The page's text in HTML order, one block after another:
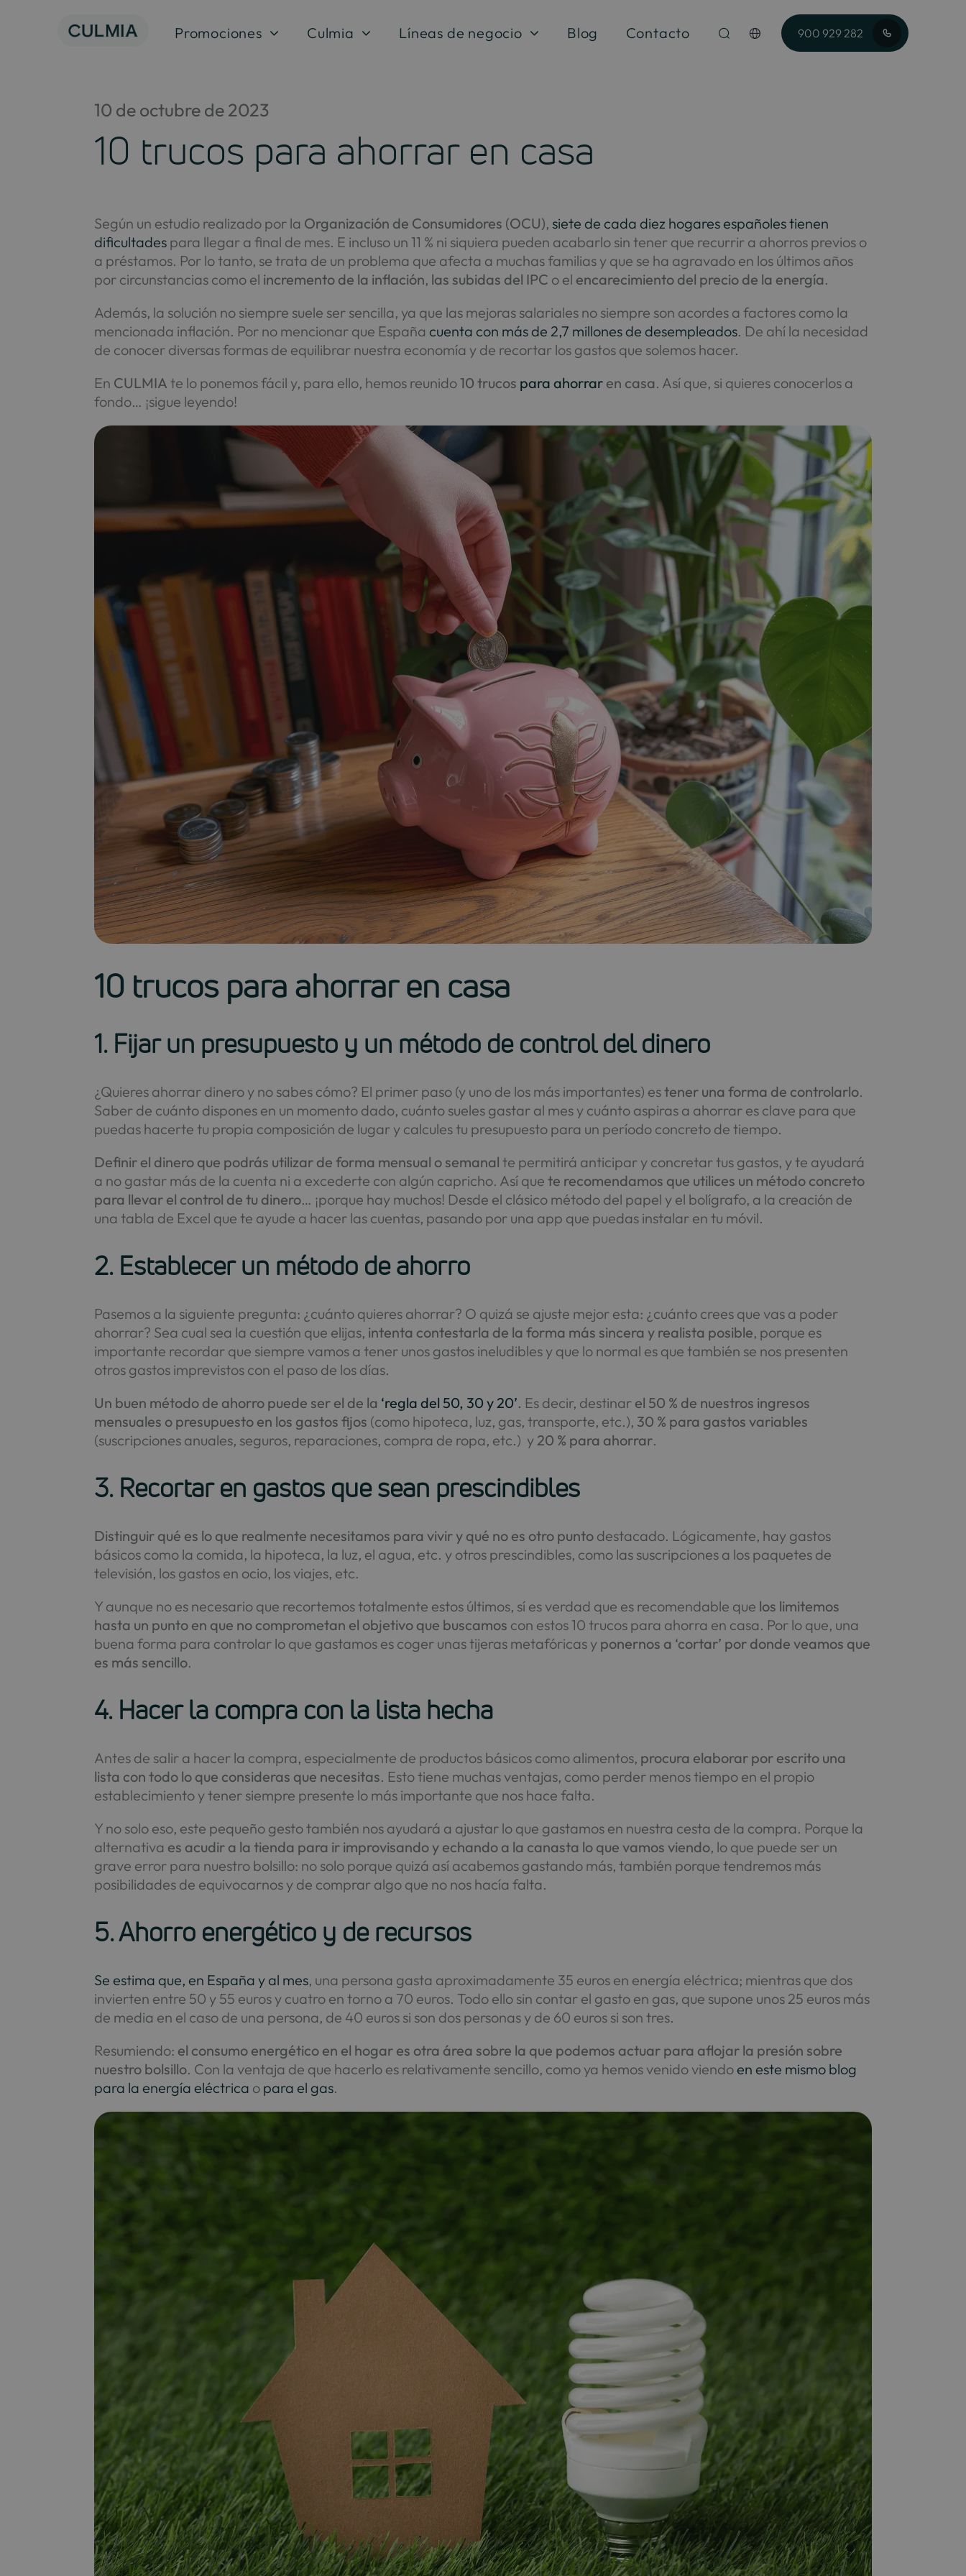
Promociones Culmia Líneas de negocio Blog Contacto 900 929 282
10 de octubre de 2023
10 trucos para ahorrar en casa
Según un estudio realizado por la Organización de Consumidores (OCU), siete de cada diez hogares españoles tienen
dificultades para llegar a final de mes. E incluso un 11 % ni siquiera pueden acabarlo sin tener que recurrir a ahorros previos o
a préstamos. Por lo tanto, se trata de un problema que afecta a muchas familias y que se ha agravado en los últimos años
por circunstancias como el incremento de la inflación, las subidas del IPC o el encarecimiento del precio de la energía.
Además, la solución no siempre suele ser sencilla, ya que las mejoras salariales no siempre son acordes a factores como la
mencionada inflación. Por no mencionar que España cuenta con más de 2,7 millones de desempleados. De ahí la necesidad
de conocer diversas formas de equilibrar nuestra economía y de recortar los gastos que solemos hacer.
En CULMIA te lo ponemos fácil y, para ello, hemos reunido10 trucos para ahorrar en casa. Así que, si quieres conocerlos a
fondo… ¡sigue leyendo!
10 trucos para ahorrar en casa
1. Fijar un presupuesto y un método de control del dinero
¿Quieres ahorrar dinero y no sabes cómo? El primer paso (y uno de los más importantes) estener una forma de controlarlo.
Saber de cuánto dispones en un momento dado, cuánto sueles gastar al mes y cuánto aspiras a ahorrar es clave para que
puedas hacerte tu propia composición de lugar y calcules tu presupuesto para un período concreto de tiempo.
Definir el dinero que podrás utilizar de forma mensual o semanal te permitirá anticipar y concretar tus gastos, y te ayudará
a no gastar más de la cuenta ni a excederte con algún capricho. Así quete recomendamos que utilices un método concreto
para llevar el control de tu dinero… ¡porque hay muchos! Desde el clásico método del papel y el bolígrafo, a la creación de
una tabla de Excel que te ayude a hacer las cuentas, pasando por una app que puedas instalar en tu móvil.
2. Establecer un método de ahorro
Pasemos a la siguiente pregunta: ¿cuánto quieres ahorrar? O quizá se ajuste mejor esta: ¿cuánto crees que vas a poder
ahorrar? Sea cual sea la cuestión que elijas, intenta contestarla de la forma más sincera y realista posible, porque es
importante recordar que siempre vamos a tener unos gastos ineludibles y que lo normal es que también se nos presenten
otros gastos imprevistos con el paso de los días.
Un buen método de ahorro puede ser el de la ‘regla del 50, 30 y 20’. Es decir, destinar el 50 % de nuestros ingresos
mensuales o presupuesto en los gastos fijos (como hipoteca, luz, gas, transporte, etc.), 30 % para gastos variables
(suscripciones anuales, seguros, reparaciones, compra de ropa, etc.) y20 % para ahorrar.
3. Recortar en gastos que sean prescindibles
Distinguir qué es lo que realmente necesitamos para vivir y qué no es otro punto destacado. Lógicamente, hay gastos
básicos como la comida, la hipoteca, la luz, el agua, etc. y otros prescindibles, como las suscripciones a los paquetes de
televisión, los gastos en ocio, los viajes, etc.
Y aunque no es necesario que recortemos totalmente estos últimos, sí es verdad que es recomendable que los limitemos
hasta un punto en que no comprometan el objetivo que buscamos con estos 10 trucos para ahorra en casa. Por lo que, una
buena forma para controlar lo que gastamos es coger unas tijeras metafóricas y ponernos a ‘cortar’ por donde veamos que
es más sencillo.
4. Hacer la compra con la lista hecha
Antes de salir a hacer la compra, especialmente de productos básicos como alimentos, procura elaborar por escrito una
lista con todo lo que consideras que necesitas. Esto tiene muchas ventajas, como perder menos tiempo en el propio
establecimiento y tener siempre presente lo más importante que nos hace falta.
Y no solo eso, este pequeño gesto también nos ayudará a ajustar lo que gastamos en nuestra cesta de la compra. Porque la
alternativa es acudir a la tienda para ir improvisando y echando a la canasta lo que vamos viendo, lo que puede ser un
grave error para nuestro bolsillo: no solo porque quizá así acabemos gastando más, también porque tendremos más
posibilidades de equivocarnos y de comprar algo que no nos hacía falta.
5. Ahorro energético y de recursos
Se estima que, en España y al mes, una persona gasta aproximadamente 35 euros en energía eléctrica; mientras que dos
invierten entre 50 y 55 euros y cuatro en torno a 70 euros. Todo ello sin contar el gasto en gas, que supone unos 25 euros más
de media en el caso de una persona, de 40 euros si son dos personas y de 60 euros si son tres.
Resumiendo: el consumo energético en el hogar es otra área sobre la que podemos actuar para aflojar la presión sobre
nuestro bolsillo. Con la ventaja de que hacerlo es relativamente sencillo, como ya hemos venido viendo en este mismo blog
para la energía eléctrica o para el gas.